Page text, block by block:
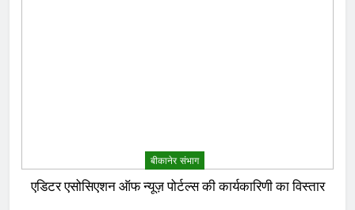
बीकानेर संभाग
एडिटर एसोसिएशन ऑफ न्यूज़ पोर्टल्स की कार्यकारिणी का विस्तार